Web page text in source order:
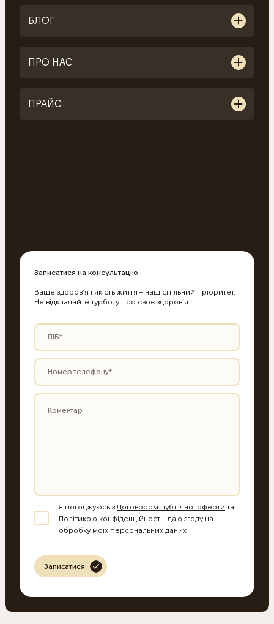
БЛОГ
ПРО НАС
ПРАЙС
Записатися на консультацію
Ваше здоров’я і якість життя – наш спільний пріоритет.
Не відкладайте турботу про своє здоров’я.
Я погоджуюсь з Договором публічної оферти та
Політикою конфіденційності і даю згоду на
обробку моїх персональних даних
Записатися